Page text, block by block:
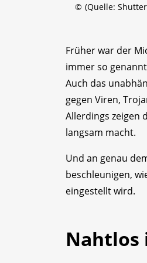
© (Quelle:
Früher war der
immer so
Auch das
gegen Viren,
Allerdings zeigen
langsam macht.
Und an genau
beschleunigen,
eingestellt wird.
Nahtlos